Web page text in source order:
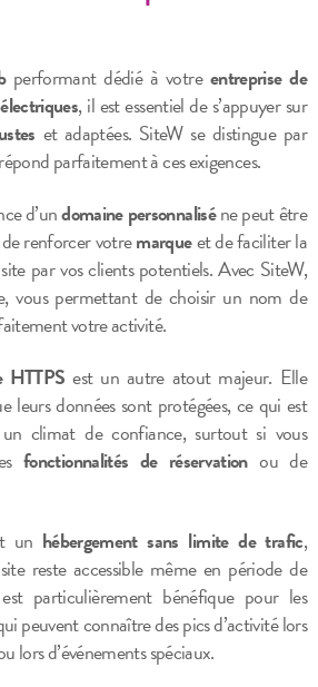
performant dédié à votre entreprise de
, il est essentiel de s’appuyer sur
et adaptées. SiteW se distingue par
parfaitement à ces exigences.
d’undomaine personnaliséne peut être
renforcer votremarqueet de faciliter la
par vos clients potentiels. Avec SiteW,
vous permettant de choisir un nom de
votre activité.
HTTPS est un autre atout majeur. Elle
leurs données sont protégées, ce qui est
climat de confiance, surtout si vous
fonctionnalités de réservationou de
un hébergement sans limite de trafic,
reste accessible même en période de
particulièrement bénéfique pour les
peuvent connaître des pics d’activité lors
lors d’événements spéciaux.